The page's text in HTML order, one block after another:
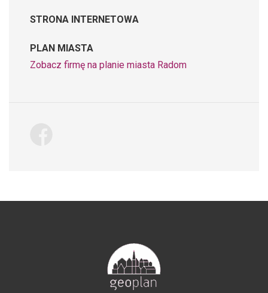
STRONA INTERNETOWA
PLAN MIASTA
Zobacz firmę na planie miasta Radom